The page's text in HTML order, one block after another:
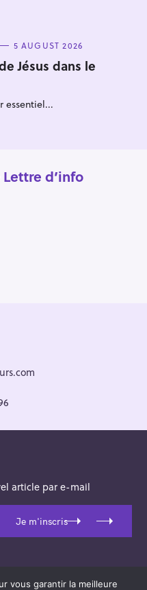
5 AUGUST 2026
Jésus dans le
essentiel...
d’info
article par e-mail
Je m'inscris
vous garantir la meilleure